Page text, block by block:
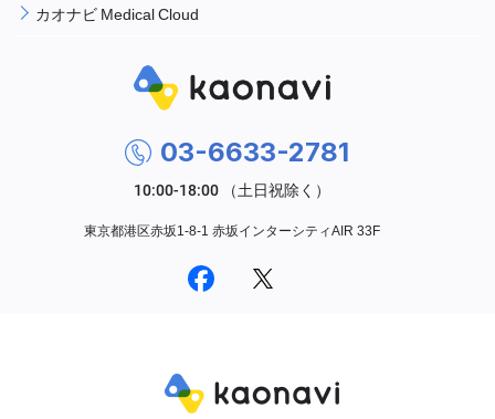
カオナビ Medical Cloud
03-6633-2781
東京都港区赤坂1-8-1 赤坂インターシティAIR 33F